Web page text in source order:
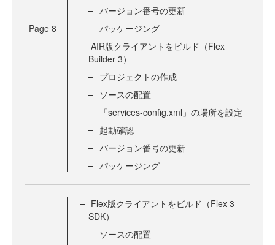
Page 8
バージョン番号の更新
パッケージング
AIR版クライアントをビルド（Flex
Builder 3）
プロジェクトの作成
ソースの配置
「services-config.xml」の場所を設定
起動確認
バージョン番号の更新
パッケージング
Flex版クライアントをビルド（Flex 3
SDK）
ソースの配置